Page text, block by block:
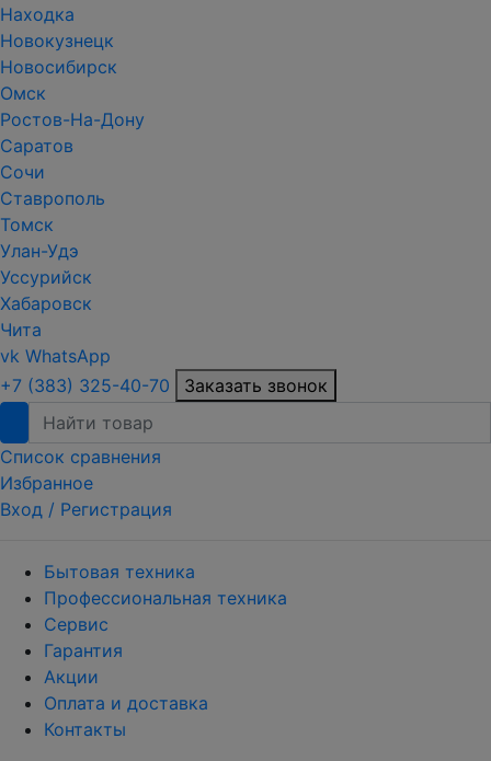
Находка
Новокузнецк
Новосибирск
Омск
Ростов-На-Дону
Саратов
Сочи
Ставрополь
Томск
Улан-Удэ
Уссурийск
Хабаровск
Чита
vk WhatsApp
+7 (383) 325-40-70
Заказать звонок
Список сравнения
Избранное
Вход / Регистрация
Бытовая техника
Профессиональная техника
Сервис
Гарантия
Акции
Оплата и доставка
Контакты